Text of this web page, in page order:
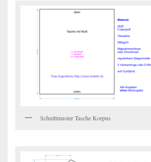
Schnittmuster Tasche Korpus